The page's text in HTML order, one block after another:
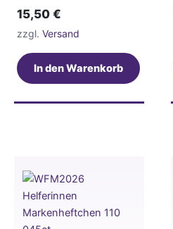
15,50 €
zzgl. Versand
In den Warenkorb